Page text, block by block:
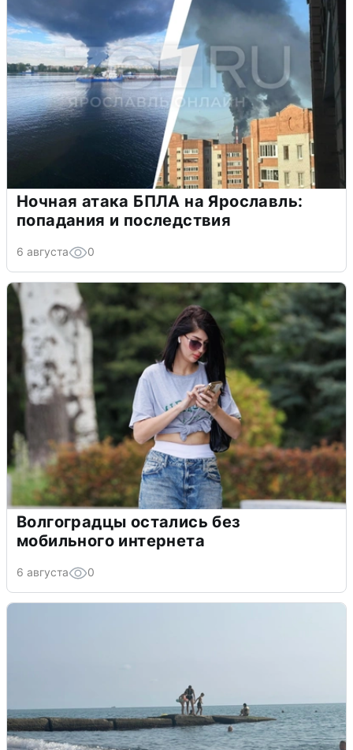
Ночная атака БПЛА на Ярославль:
попадания и последствия
6 августа 0
Волгоградцы остались без
мобильного интернета
6 августа 0